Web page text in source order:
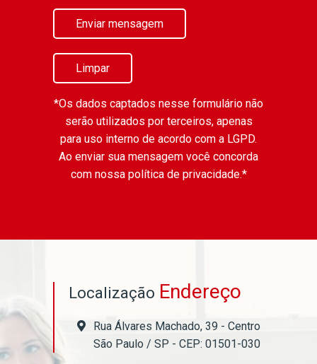
Enviar mensagem
Limpar
*Os dados captados nesse formulário não
serão utilizados por terceiros, apenas
para uso interno de acordo com a LGPD.
Ao enviar sua mensagem você concorda
com nossa política de privacidade.*
Localização Endereço
Rua Álvares Machado, 39 - Centro
São Paulo / SP - CEP: 01501-030